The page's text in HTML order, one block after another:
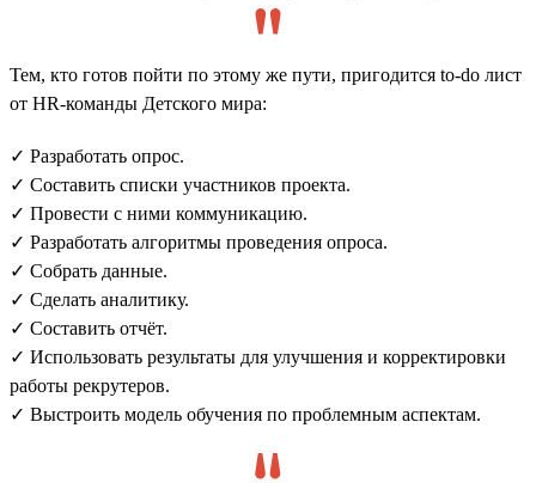
Тем, кто готов пойти по этому же пути, пригодится to-do лист
от HR-команды Детского мира:
✓ Разработать опрос.
✓ Составить списки участников проекта.
✓ Провести с ними коммуникацию.
✓ Разработать алгоритмы проведения опроса.
✓ Собрать данные.
✓ Сделать аналитику.
✓ Составить отчёт.
✓ Использовать результаты для улучшения и корректировки
работы рекрутеров.
✓ Выстроить модель обучения по проблемным аспектам.